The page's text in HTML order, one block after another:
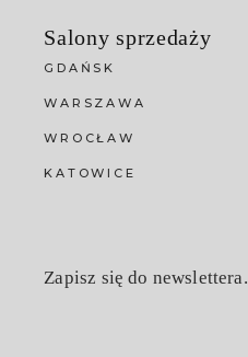
Salony sprzedaży
GDAŃSK
WARSZAWA
WROCŁAW
KATOWICE
Zapisz się do newslettera.